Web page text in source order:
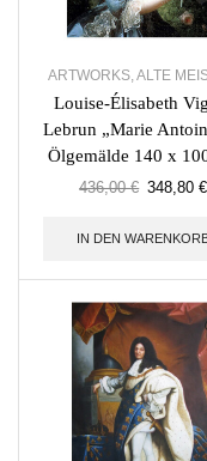
ARTWORKS,ALTE
Louise-Élisabeth
Lebrun „Marie
Ölgemälde 140 x
436,00€ 348,80€
IN DEN